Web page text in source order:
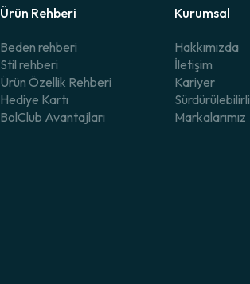
Ürün Rehberi
Beden rehberi
Stil rehberi
Ürün Özellik Rehberi
Hediye Kartı
BolClub Avantajları
Kurumsal
Hakkımızda
İletişim
Kariyer
Markalarımız